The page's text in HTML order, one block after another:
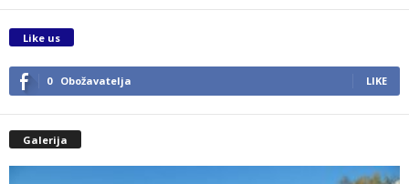
Like us
0 Obožavatelja LIKE
Galerija